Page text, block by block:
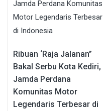
Ribuan ‘Raja Jalanan”
Bakal Serbu Kota Kediri,
Jamda Perdana
Komunitas Motor
Legendaris Terbesar di